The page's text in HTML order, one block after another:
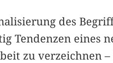
des
Tendenzen eines
zu verzeichnen